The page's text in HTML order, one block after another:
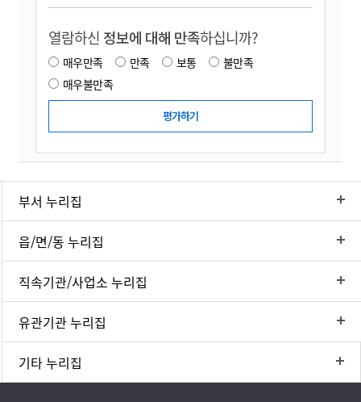
열람하신 정보에 대해 만족하십니까?
매우만족 만족 보통
불만족
매우불만족
부서 누리집
읍/면/동 누리집
직속기관/사업소 누리집
유관기관 누리집
기타 누리집